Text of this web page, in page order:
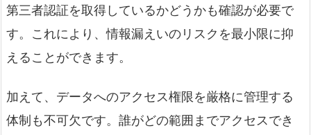
第三者認証を取得しているかどうかも確認が必要で
す。これにより、情報漏えいのリスクを最小限に抑
えることができます。
加えて、データへのアクセス権限を厳格に管理する
体制も不可欠です。誰がどの範囲までアクセスでき